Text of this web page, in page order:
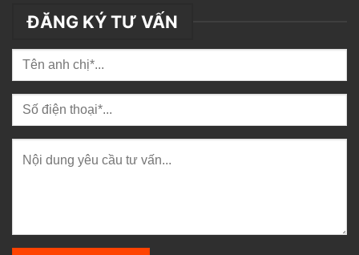
ĐĂNG KÝ TƯ VẤN